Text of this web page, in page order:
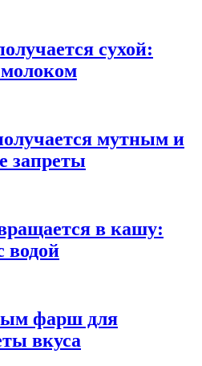
сухой:
молоком
мутным и
запреты
в кашу:
водой
фарш для
вкуса